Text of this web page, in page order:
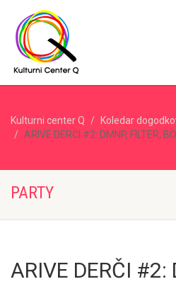
Kulturni center Q Koledar
ARIVE DERČI #2: DMNP, FILTER,
PARTY
ARIVE DERČI #2: